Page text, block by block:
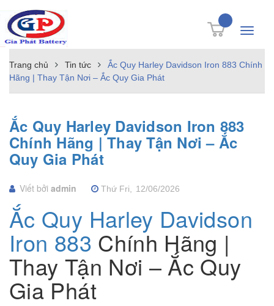
Toggle
Trang chủ Tin tức
Ắc Quy Harley Davidson Iron 883 Chính
Hãng | Thay Tận Nơi – Ắc Quy Gia Phát
Ắc Quy Harley Davidson Iron 883
Chính Hãng | Thay Tận Nơi – Ắc
Quy Gia Phát
Viết bởi admin Thứ Fri, 12/06/2026
Ắc Quy Harley Davidson
Iron 883 Chính Hãng |
Thay Tận Nơi – Ắc Quy
Gia Phát